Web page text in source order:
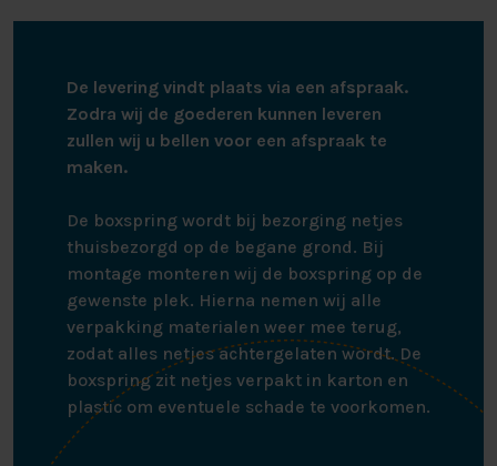
De levering vindt plaats via een afspraak.
Zodra wij de goederen kunnen leveren
zullen wij u bellen voor een afspraak te
maken.
De boxspring wordt bij bezorging netjes
thuisbezorgd op de begane grond. Bij
montage monteren wij de boxspring op de
gewenste plek. Hierna nemen wij alle
verpakking materialen weer mee terug,
zodat alles netjes achtergelaten wordt. De
boxspring zit netjes verpakt in karton en
plastic om eventuele schade te voorkomen.